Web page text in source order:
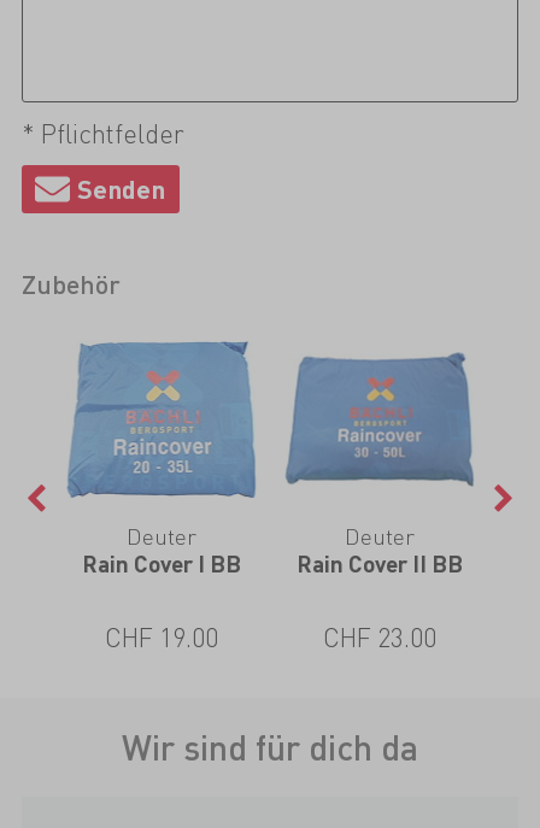
* Pflichtfelder
Zubehör
Deuter
Rain Cover I BB
CHF 19.00
Deuter
Rain Cover II BB
CHF 23.00
Wir sind für dich da